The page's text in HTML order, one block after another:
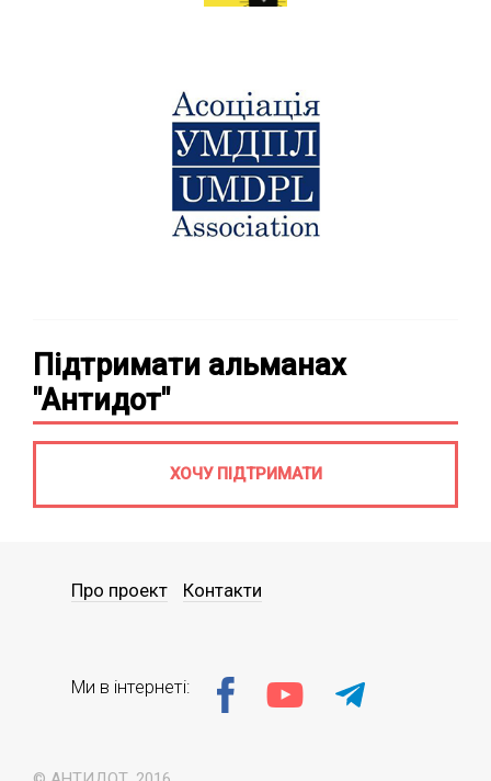
Підтримати альманах
"Антидот"
ХОЧУ ПІДТРИМАТИ
Про проект Контакти
Ми в інтернеті: